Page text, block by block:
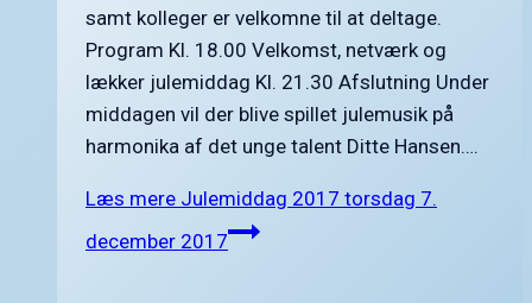
samt kolleger er velkomne til at deltage.
Program Kl. 18.00 Velkomst, netværk og
lækker julemiddag Kl. 21.30 Afslutning Under
middagen vil der blive spillet julemusik på
harmonika af det unge talent Ditte Hansen….
Læs mere Julemiddag 2017 torsdag 7.
december 2017